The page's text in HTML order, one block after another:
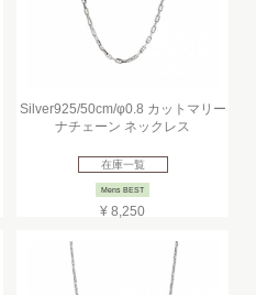
Silver925/50cm/φ0.8 カットマリー
ナチェーン ネックレス
在庫一覧
Mens BEST
¥ 8,250